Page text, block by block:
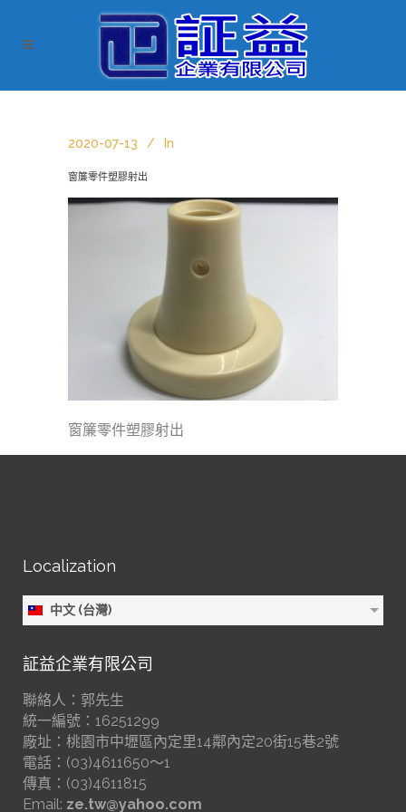
2020-07-13 In
窗簾零件塑膠射出
窗簾零件塑膠射出
Localization
中文 (台灣)
証益企業有限公司
聯絡人：郭先生
統一編號：16251299
廠址：桃園市中壢區內定里14鄰內定20街15巷2號
電話：(03)4611650～1
傳真：(03)4611815
Email: ze.tw@yahoo.com